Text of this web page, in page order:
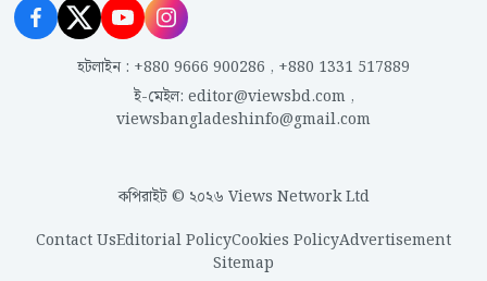
হটলাইন : +880 9666 900286 , +880 1331 517889
ই-মেইল: editor@viewsbd.com,
viewsbangladeshinfo@gmail.com
কপিরাইট © ২০২৬ Views Network Ltd
Contact UsEditorial PolicyCookies PolicyAdvertisement
Sitemap